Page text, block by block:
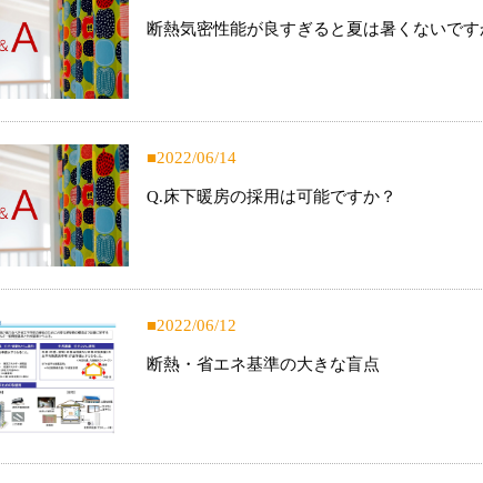
断熱気密性能が良すぎると夏は暑くないで
2022/06/14
Q.床下暖房の採用は可能ですか？
2022/06/12
断熱・省エネ基準の大きな盲点